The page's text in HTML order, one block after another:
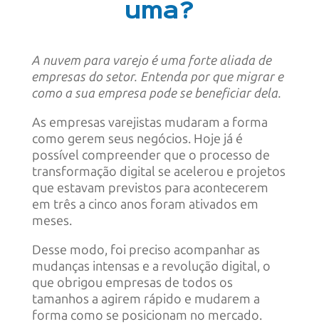
uma?
A nuvem para varejo é uma forte aliada de
empresas do setor. Entenda por que migrar e
como a sua empresa pode se beneficiar dela.
As empresas varejistas mudaram a forma
como gerem seus negócios. Hoje já é
possível compreender que o processo de
transformação digital se acelerou e projetos
que estavam previstos para acontecerem
em três a cinco anos foram ativados em
meses.
Desse modo, foi preciso acompanhar as
mudanças intensas e a revolução digital, o
que obrigou empresas de todos os
tamanhos a agirem rápido e mudarem a
forma como se posicionam no mercado.